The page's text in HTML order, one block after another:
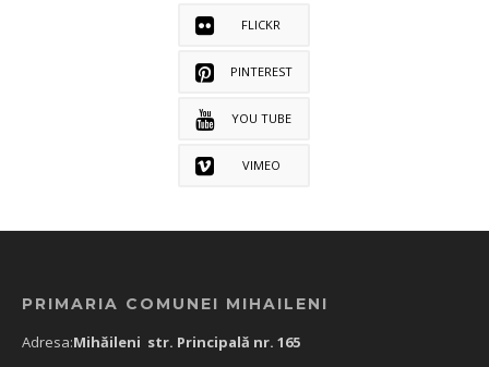
FLICKR
PINTEREST
YOU TUBE
VIMEO
PRIMARIA COMUNEI MIHAILENI
Adresa:Mihăileni str. Principală nr. 165